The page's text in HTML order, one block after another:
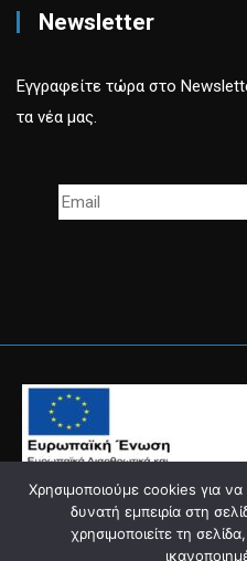
Newsletter
Εγγραφείτε τώρα στο
τα νέα μας.
Powered by
Χρησιμοποιούμε cookies για
δυνατή εμπειρία στη
χρησιμοποιείτε τη